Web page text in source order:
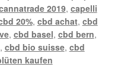
2019, capelli
20%, cbd achat, cbd
, cbd basel, cbd bern,
, cbd bio suisse, cbd
kaufen